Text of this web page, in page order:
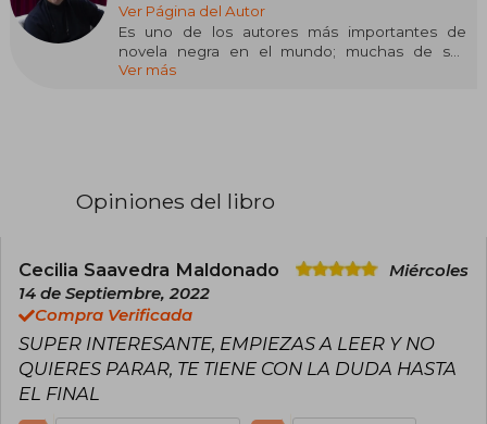
Ver Página del Autor
Es uno de los autores más importantes de
novela negra en el mundo; muchas de sus
novelas han sido adaptadas al cine y a la
desde su publicación.
Ver más
Opiniones del libro
Cecilia Saavedra Maldonado
Miércoles
14 de Septiembre, 2022
Compra Verificada
SUPER INTERESANTE, EMPIEZAS A LEER Y NO
QUIERES PARAR, TE TIENE CON LA DUDA HASTA
EL FINAL